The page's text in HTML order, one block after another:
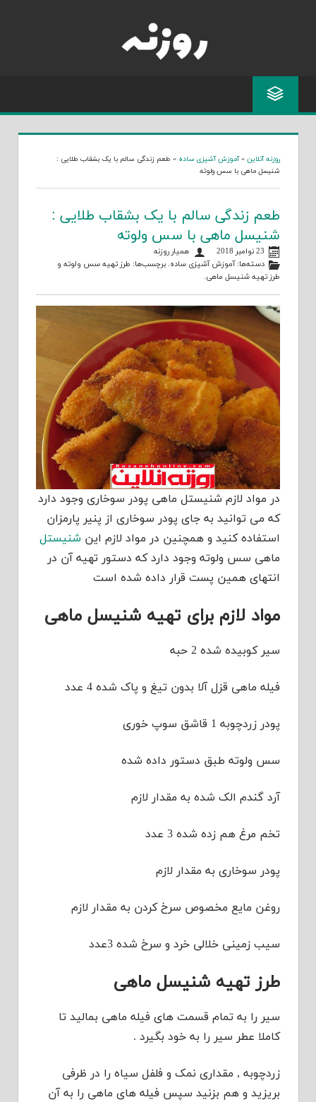
روزنه آنلاین »آموزش آشپزی ساده » طعم زندگی سالم با یک بشقاب طلایی :
شنیسل ماهی با سس ولوته
طعم زندگی سالم با یک بشقاب طلایی :
شنیسل ماهی با سس ولوته
23 نوامبر 2018
همیار روزنه
دسته‌ها:آموزش آشپزی ساده. برچسب‌ها: طرز تهیه سس ولوته و
طرز تهیه شنیسل ماهی.
در مواد لازم شنیستل ماهی پودر سوخاری وجود دارد
که می توانید به جای پودر سوخاری از پنیر پارمزان
استفاده کنید و همچنین در مواد لازم این شنیستل
ماهی سس ولوته وجود دارد که دستور تهیه آن در
انتهای همین پست قرار داده شده است
مواد لازم برای تهیه شنیسل ماهی
سیر کوبیده شده 2 حبه
فیله ماهی قزل آلا بدون تیغ و پاک شده 4 عدد
پودر زردچوبه 1 قاشق سوپ خوری
سس ولوته طبق دستور داده شده
آرد گندم الک شده به مقدار لازم
تخم مرغ هم زده شده 3 عدد
پودر سوخاری به مقدار لازم
روغن مایع مخصوص سرخ کردن به مقدار لازم
سیب زمینی خلالی خرد و سرخ شده 3عدد
طرز تهیه شنیسل ماهی
سیر را به تمام قسمت های فیله ماهی بمالید تا
کاملا عطر سیر را به خود بگیرد .
زردچوبه , مقداری نمک و فلفل سیاه را در ظرفی
بریزید و هم بزنید سپس فیله های ماهی را به آن